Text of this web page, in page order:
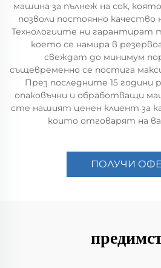
машина за пълнеж на сок,
позволи постоянно качество
Технологиите ни гарантират
което се намира в
свеждат до минимум
същевременно се постига
През последните 15
опаковъчни и обработващи
сте нашият ценен клиент за
които отговарят на
ПОЛУЧИ